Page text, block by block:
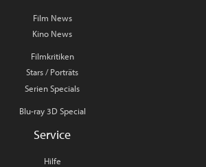
Film News
Kino News
Filmkritiken
Stars / Porträts
Serien Specials
Blu-ray 3D Special
Service
Hilfe